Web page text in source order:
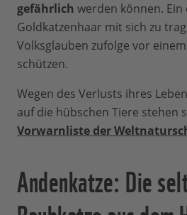
gefährlich werden können. Ein
Goldkatzenhaar mit sich zu
Volksglauben zufolge vor
schützen.
Wegen des Verlusts ihres
auf die hübschen Tiere stehen
Vorwarnliste der
Andenkatze: Die